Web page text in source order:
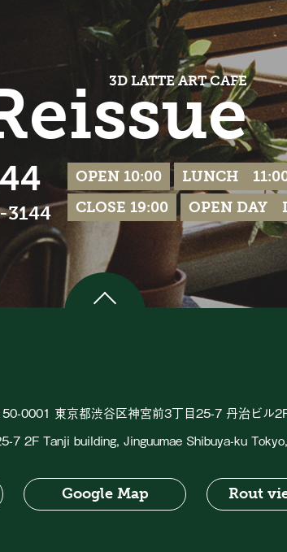
3D LATTE ART CAFE
3144
OPEN 10:00
LUNCH
CLOSE 19:00
OPEN DAY
0001 東京都渋谷区神宮前3丁目25-7 丹治ビル
7 2F Tanji building, Jinguumae Shibuya-ku
Google Map Rout